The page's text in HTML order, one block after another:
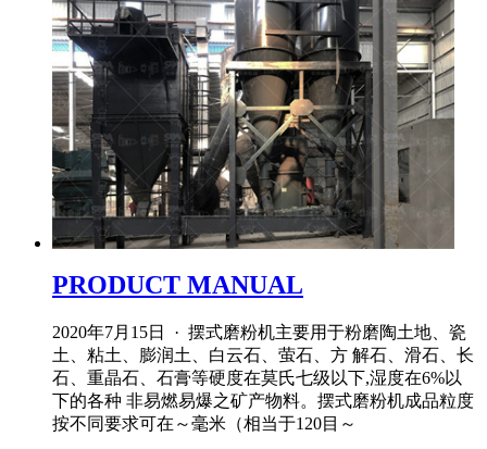
PRODUCT MANUAL
2020年7月15日 · 摆式磨粉机主要用于粉磨陶土地、瓷
土、粘土、膨润土、白云石、萤石、方 解石、滑石、长
石、重晶石、石膏等硬度在莫氏七级以下,湿度在6%以
下的各种 非易燃易爆之矿产物料。摆式磨粉机成品粒度
按不同要求可在～毫米（相当于120目～